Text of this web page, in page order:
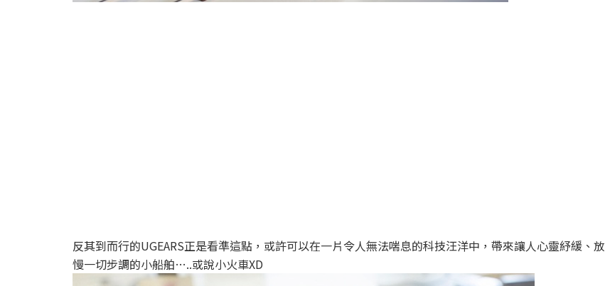
反其到而行的UGEARS正是看準這點，或許可以在一片令人無法喘息的科技汪洋中，帶來讓人心靈紓緩、放
慢一切步調的小船舶…..或說小火車XD